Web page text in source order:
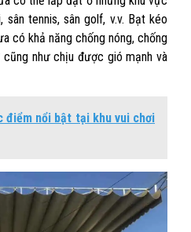
tennis, sân golf, v.v. Bạt kéo
có khả năng chống nóng, chống
như chịu được gió mạnh và
điểm nổi bật tại khu vui chơi